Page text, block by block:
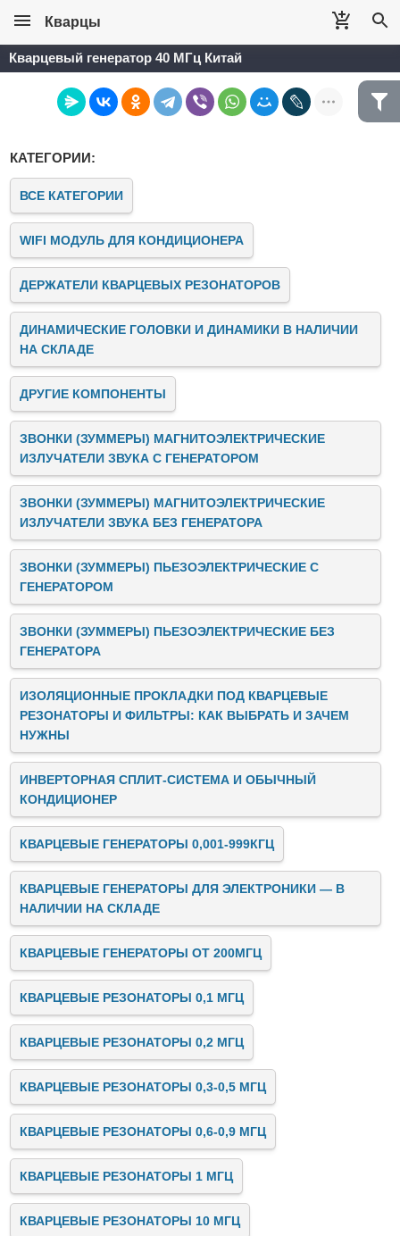
Кварцы
Кварцевый генератор 40 МГц Китай
КАТЕГОРИИ:
ВСЕ КАТЕГОРИИ
WIFI МОДУЛЬ ДЛЯ КОНДИЦИОНЕРА
ДЕРЖАТЕЛИ КВАРЦЕВЫХ РЕЗОНАТОРОВ
ДИНАМИЧЕСКИЕ ГОЛОВКИ И ДИНАМИКИ В НАЛИЧИИ
НА СКЛАДЕ
ДРУГИЕ КОМПОНЕНТЫ
ЗВОНКИ (ЗУММЕРЫ) МАГНИТОЭЛЕКТРИЧЕСКИЕ
ИЗЛУЧАТЕЛИ ЗВУКА C ГЕНЕРАТОРОМ
ЗВОНКИ (ЗУММЕРЫ) МАГНИТОЭЛЕКТРИЧЕСКИЕ
ИЗЛУЧАТЕЛИ ЗВУКА БЕЗ ГЕНЕРАТОРА
ЗВОНКИ (ЗУММЕРЫ) ПЬЕЗОЭЛЕКТРИЧЕСКИЕ C
ГЕНЕРАТОРОМ
ЗВОНКИ (ЗУММЕРЫ) ПЬЕЗОЭЛЕКТРИЧЕСКИЕ БЕЗ
ГЕНЕРАТОРА
ИЗОЛЯЦИОННЫЕ ПРОКЛАДКИ ПОД КВАРЦЕВЫЕ
РЕЗОНАТОРЫ И ФИЛЬТРЫ: КАК ВЫБРАТЬ И ЗАЧЕМ
НУЖНЫ
ИНВЕРТОРНАЯ СПЛИТ-СИСТЕМА И ОБЫЧНЫЙ
КОНДИЦИОНЕР
КВАРЦЕВЫЕ ГЕНЕРАТОРЫ 0,001-999КГЦ
КВАРЦЕВЫЕ ГЕНЕРАТОРЫ ДЛЯ ЭЛЕКТРОНИКИ — В
НАЛИЧИИ НА СКЛАДЕ
КВАРЦЕВЫЕ ГЕНЕРАТОРЫ ОТ 200МГЦ
КВАРЦЕВЫЕ РЕЗОНАТОРЫ 0,1 МГЦ
КВАРЦЕВЫЕ РЕЗОНАТОРЫ 0,2 МГЦ
КВАРЦЕВЫЕ РЕЗОНАТОРЫ 0,3-0,5 МГЦ
КВАРЦЕВЫЕ РЕЗОНАТОРЫ 0,6-0,9 МГЦ
КВАРЦЕВЫЕ РЕЗОНАТОРЫ 1 МГЦ
КВАРЦЕВЫЕ РЕЗОНАТОРЫ 10 МГЦ